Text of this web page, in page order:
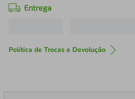
Entrega
Política de Trocas e Devolução